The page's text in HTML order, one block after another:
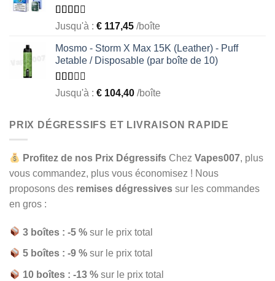
Rated
out of
5
Jusqu'à : € 117,45 /boîte
Mosmo - Storm X Max 15K (Leather) - Puff
Jetable / Disposable (par boîte de 10)
Rated
of 5
Jusqu'à : € 104,40 /boîte
PRIX DÉGRESSIFS ET LIVRAISON RAPIDE
Profitez de nos Prix Dégressifs ChezVapes007, plus
vous commandez, plus vous économisez ! Nous
proposons des remises dégressives sur les commandes
en gros :
3 boîtes : -5 % sur le prix total
5 boîtes : -9 % sur le prix total
10 boîtes : -13 % sur le prix total